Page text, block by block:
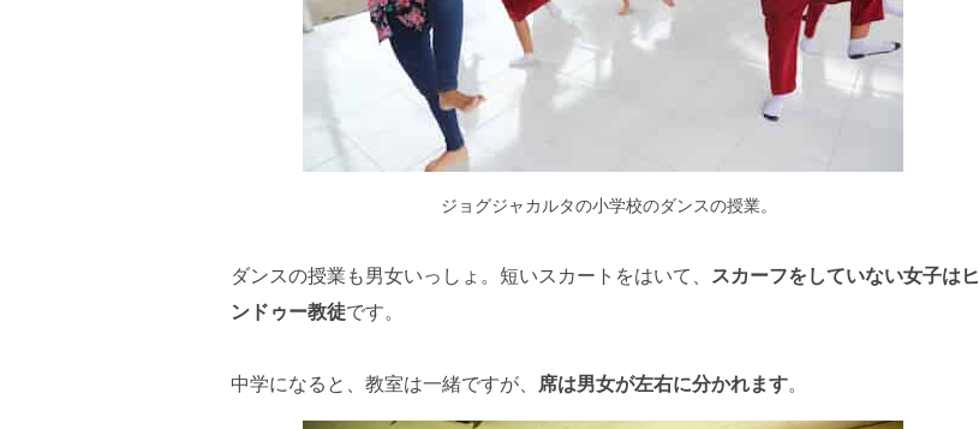
ジョグジャカルタの小学校のダンスの授業。
ダンスの授業も男女いっしょ。短いスカートをはいて、
スカーフをしていない女子はヒ
ンドゥー教徒です。
中学になると、教室は一緒ですが、 席は男女が左右に分かれます。